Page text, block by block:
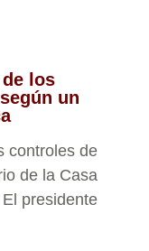
los
un
controles de
de la Casa
presidente